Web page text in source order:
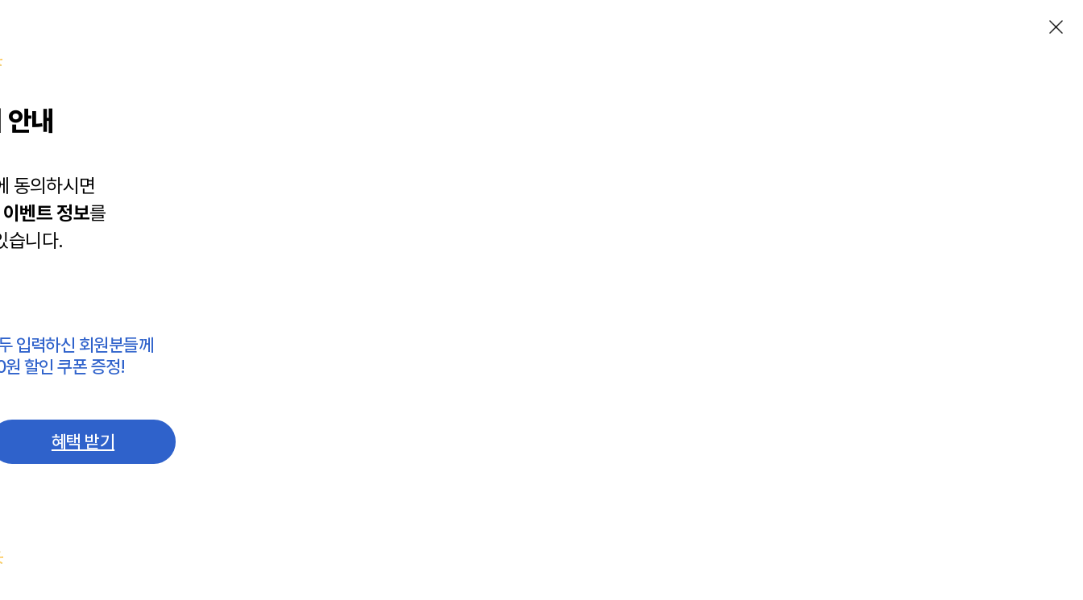
내
동의하시면
이벤트 정보를
습니다.
입력하신 회원분들께
할인 쿠폰 증정!
혜택 받기